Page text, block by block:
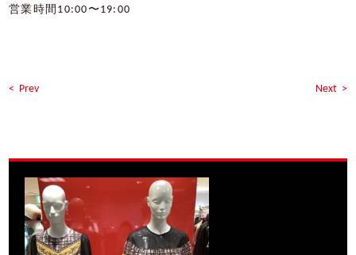
営業時間10:00〜19:00
< Prev Next >